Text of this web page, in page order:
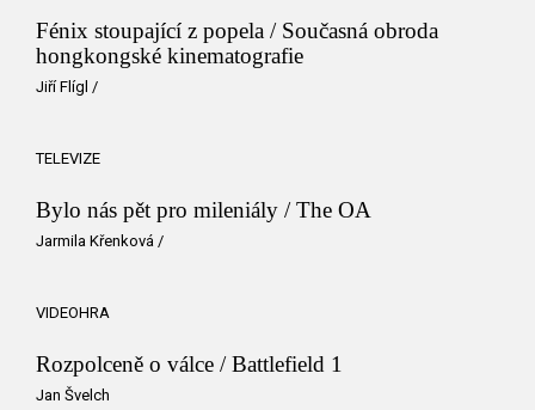
Fénix stoupající z popela / Současná obroda
hongkongské kinematografie
Jiří Flígl /
TELEVIZE
Bylo nás pět pro mileniály / The OA
Jarmila Křenková /
VIDEOHRA
Rozpolceně o válce / Battlefield 1
Jan Švelch